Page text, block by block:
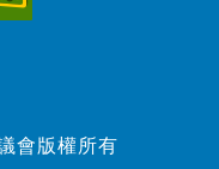
會版權所有